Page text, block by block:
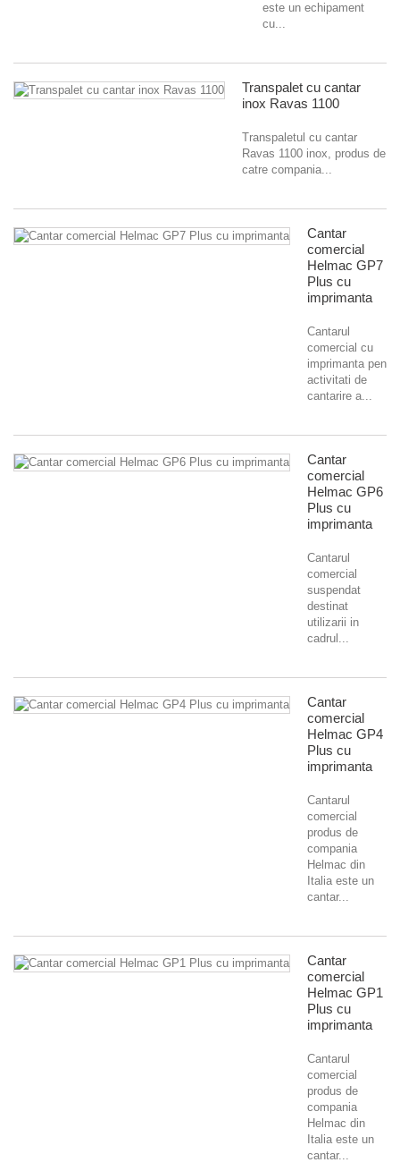
este un echipament
cu...
Transpalet cu cantar
inox Ravas 1100
Transpaletul cu cantar
Ravas 1100 inox, produs de
catre compania...
Cantar
comercial
Helmac GP7
Plus cu
imprimanta
Cantarul
comercial cu
imprimanta pentru
activitati de
cantarire a...
Cantar
comercial
Helmac GP6
Plus cu
imprimanta
Cantarul
comercial
suspendat
destinat
utilizarii in
cadrul...
Cantar
comercial
Helmac GP4
Plus cu
imprimanta
Cantarul
comercial
produs de
compania
Helmac din
Italia este un
cantar...
Cantar
comercial
Helmac GP1
Plus cu
imprimanta
Cantarul
comercial
produs de
compania
Helmac din
Italia este un
cantar...